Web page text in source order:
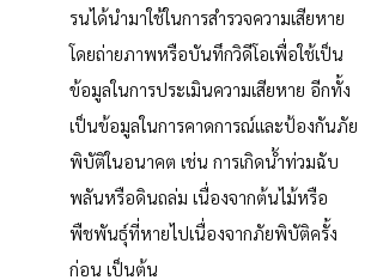
รนได้นำมาใช้ในการสำรวจความเสียหาย
โดยถ่ายภาพหรือบันทึกวิดีโอเพื่อใช้เป็น
ข้อมูลในการประเมินความเสียหาย อีกทั้ง
เป็นข้อมูลในการคาดการณ์และป้องกันภัย
พิบัติในอนาคต เช่น การเกิดน้ำท่วมฉับ
พลันหรือดินถล่ม เนื่องจากต้นไม้หรือ
พืชพันธุ์ที่หายไปเนื่องจากภัยพิบัติครั้ง
ก่อน เป็นต้น